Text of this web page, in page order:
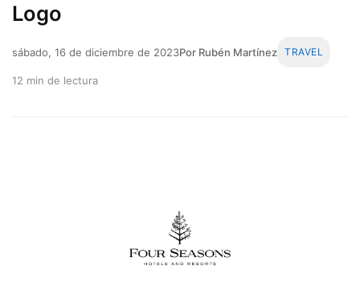
Logo
sábado, 16 de diciembre de 2023Por Rubén Martínez TRAVEL
12 min de lectura